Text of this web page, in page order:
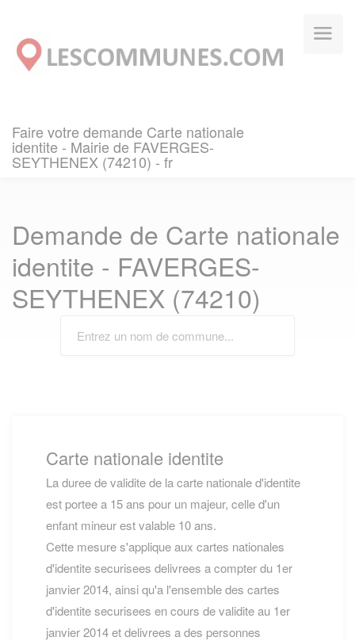
Faire votre demande Carte nationale
identite - Mairie de FAVERGES-
SEYTHENEX (74210) - fr
Demande de Carte nationale
identite - FAVERGES-
SEYTHENEX (74210)
Carte nationale identite
La duree de validite de la carte nationale d'identite
est portee a 15 ans pour un majeur, celle d'un
enfant mineur est valable 10 ans.
Cette mesure s'applique aux cartes nationales
d'identite securisees delivrees a compter du 1er
janvier 2014, ainsi qu'a l'ensemble des cartes
d'identite securisees en cours de validite au 1er
janvier 2014 et delivrees a des personnes